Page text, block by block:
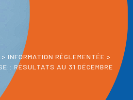
> INFORMATION RÉGLEMENTÉE >
: RÉSULTATS AU 31 DÉCEMBRE